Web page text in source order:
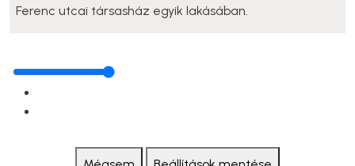
Ferenc utcai társasház egyik lakásában.